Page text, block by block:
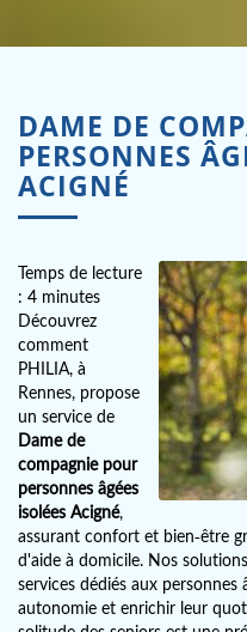
DAME DE
PERSONNES
ACIGNÉ
Temps de lecture
: 4 minutes
Découvrez
comment
PHILIA, à
Rennes, propose
un service de
Dame de
compagnie pour
personnes âgées
isolées Acigné,
assurant confort et bien-être
d'aide à domicile. Nos
services dédiés aux
autonomie et enrichir leur